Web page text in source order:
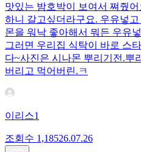
맛있는 밤호박이 보여서 쪄줬
하니 갈고싶더라구요. 우유넣
몬을 워낙 좋아해서 뭐든 우유
그러면 우리집 식탁이 바로 스
다~사진은 시나몬 뿌리기전.뿌
버리고 먹어버린.ㅋ
이리스1
조회수 1,18526.07.26